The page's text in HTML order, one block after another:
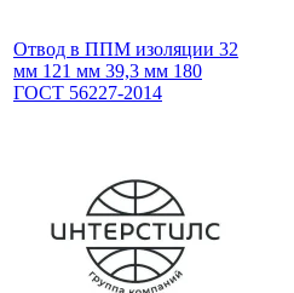
Отвод в ППМ изоляции 32
мм 121 мм 39,3 мм 180
ГОСТ 56227-2014